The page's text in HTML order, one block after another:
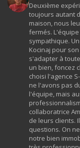
Deuxième
toujours autant
maison, nous
fermés.
sympathique.
Kocinaj pour
s'adapter à
un bien, foncez
choisi l'agence
ne l'avons pas
l'équipe, mais
collaboratrice
de leurs clients.
questions. On
notre bien